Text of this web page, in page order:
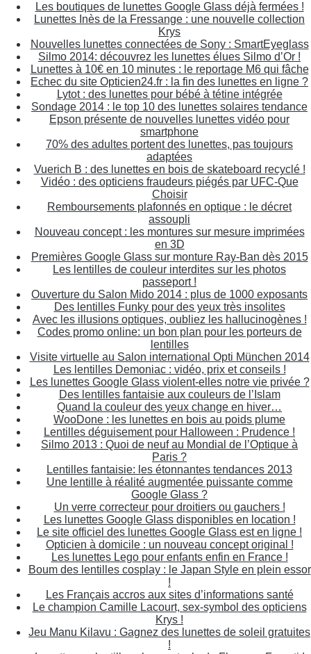
Les boutiques de lunettes Google Glass déjà fermées !
Lunettes Inès de la Fressange : une nouvelle collection
Krys
Nouvelles lunettes connectées de Sony : SmartEyeglass
Silmo 2014: découvrez les lunettes élues Silmo d’Or !
Lunettes à 10€ en 10 minutes : le reportage M6 qui fâche
Echec du site Opticien24.fr : la fin des lunettes en ligne ?
Lytot : des lunettes pour bébé à tétine intégrée
Sondage 2014 : le top 10 des lunettes solaires tendance
Epson présente de nouvelles lunettes vidéo pour
smartphone
70% des adultes portent des lunettes, pas toujours
adaptées
Vuerich B : des lunettes en bois de skateboard recyclé !
Vidéo : des opticiens fraudeurs piégés par UFC-Que
Choisir
Remboursements plafonnés en optique : le décret
assoupli
Nouveau concept : les montures sur mesure imprimées
en 3D
Premières Google Glass sur monture Ray-Ban dès 2015
Les lentilles de couleur interdites sur les photos
passeport !
Ouverture du Salon Mido 2014 : plus de 1000 exposants
Des lentilles Funky pour des yeux très insolites
Avec les illusions optiques, oubliez les hallucinogènes !
Codes promo online: un bon plan pour les porteurs de
lentilles
Visite virtuelle au Salon international Opti München 2014
Les lentilles Demoniac : vidéo, prix et conseils !
Les lunettes Google Glass violent-elles notre vie privée ?
Des lentilles fantaisie aux couleurs de l’Islam
Quand la couleur des yeux change en hiver…
WooDone : les lunettes en bois au poids plume
Lentilles déguisement pour Halloween : Prudence !
Silmo 2013 : Quoi de neuf au Mondial de l’Optique à
Paris ?
Lentilles fantaisie: les étonnantes tendances 2013
Une lentille à réalité augmentée puissante comme
Google Glass ?
Un verre correcteur pour droitiers ou gauchers !
Les lunettes Google Glass disponibles en location !
Le site officiel des lunettes Google Glass est en ligne !
Opticien à domicile : un nouveau concept original !
Les lunettes Lego pour enfants enfin en France !
Boum des lentilles cosplay : le Japan Style en plein essor
!
Les Français accros aux sites d’informations santé
Le champion Camille Lacourt, sex-symbol des opticiens
Krys !
Jeu Manu Kilavu : Gagnez des lunettes de soleil gratuites
!